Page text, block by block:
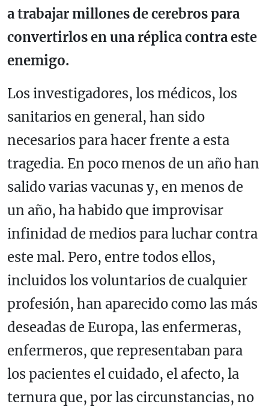
a trabajar millones de cerebros para
convertirlos en una réplica contra este
enemigo.
Los investigadores, los médicos, los
sanitarios en general, han sido
necesarios para hacer frente a esta
tragedia. En poco menos de un año han
salido varias vacunas y, en menos de
un año, ha habido que improvisar
infinidad de medios para luchar contra
este mal. Pero, entre todos ellos,
incluidos los voluntarios de cualquier
profesión, han aparecido como las más
deseadas de Europa, las enfermeras,
enfermeros, que representaban para
los pacientes el cuidado, el afecto, la
ternura que, por las circunstancias, no